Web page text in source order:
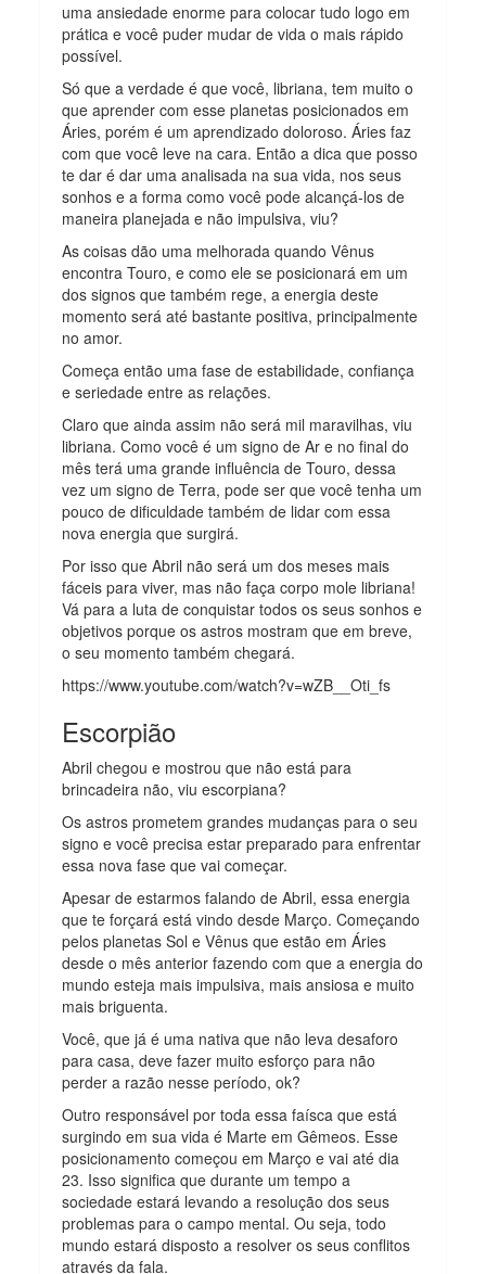
uma ansiedade enorme para colocar tudo logo em
prática e você puder mudar de vida o mais rápido
possível.
Só que a verdade é que você, libriana, tem muito o
que aprender com esse planetas posicionados em
Áries, porém é um aprendizado doloroso. Áries faz
com que você leve na cara. Então a dica que posso
te dar é dar uma analisada na sua vida, nos seus
sonhos e a forma como você pode alcançá-los de
maneira planejada e não impulsiva, viu?
As coisas dão uma melhorada quando Vênus
encontra Touro, e como ele se posicionará em um
dos signos que também rege, a energia deste
momento será até bastante positiva, principalmente
no amor.
Começa então uma fase de estabilidade, confiança
e seriedade entre as relações.
Claro que ainda assim não será mil maravilhas, viu
libriana. Como você é um signo de Ar e no final do
mês terá uma grande influência de Touro, dessa
vez um signo de Terra, pode ser que você tenha um
pouco de dificuldade também de lidar com essa
nova energia que surgirá.
Por isso que Abril não será um dos meses mais
fáceis para viver, mas não faça corpo mole libriana!
Vá para a luta de conquistar todos os seus sonhos e
objetivos porque os astros mostram que em breve,
o seu momento também chegará.
https://www.youtube.com/watch?v=wZB__Oti_fs
Escorpião
Abril chegou e mostrou que não está para
brincadeira não, viu escorpiana?
Os astros prometem grandes mudanças para o seu
signo e você precisa estar preparado para enfrentar
essa nova fase que vai começar.
Apesar de estarmos falando de Abril, essa energia
que te forçará está vindo desde Março. Começando
pelos planetas Sol e Vênus que estão em Áries
desde o mês anterior fazendo com que a energia do
mundo esteja mais impulsiva, mais ansiosa e muito
mais briguenta.
Você, que já é uma nativa que não leva desaforo
para casa, deve fazer muito esforço para não
perder a razão nesse período, ok?
Outro responsável por toda essa faísca que está
surgindo em sua vida é Marte em Gêmeos. Esse
posicionamento começou em Março e vai até dia
23. Isso significa que durante um tempo a
sociedade estará levando a resolução dos seus
problemas para o campo mental. Ou seja, todo
mundo estará disposto a resolver os seus conflitos
através da fala.